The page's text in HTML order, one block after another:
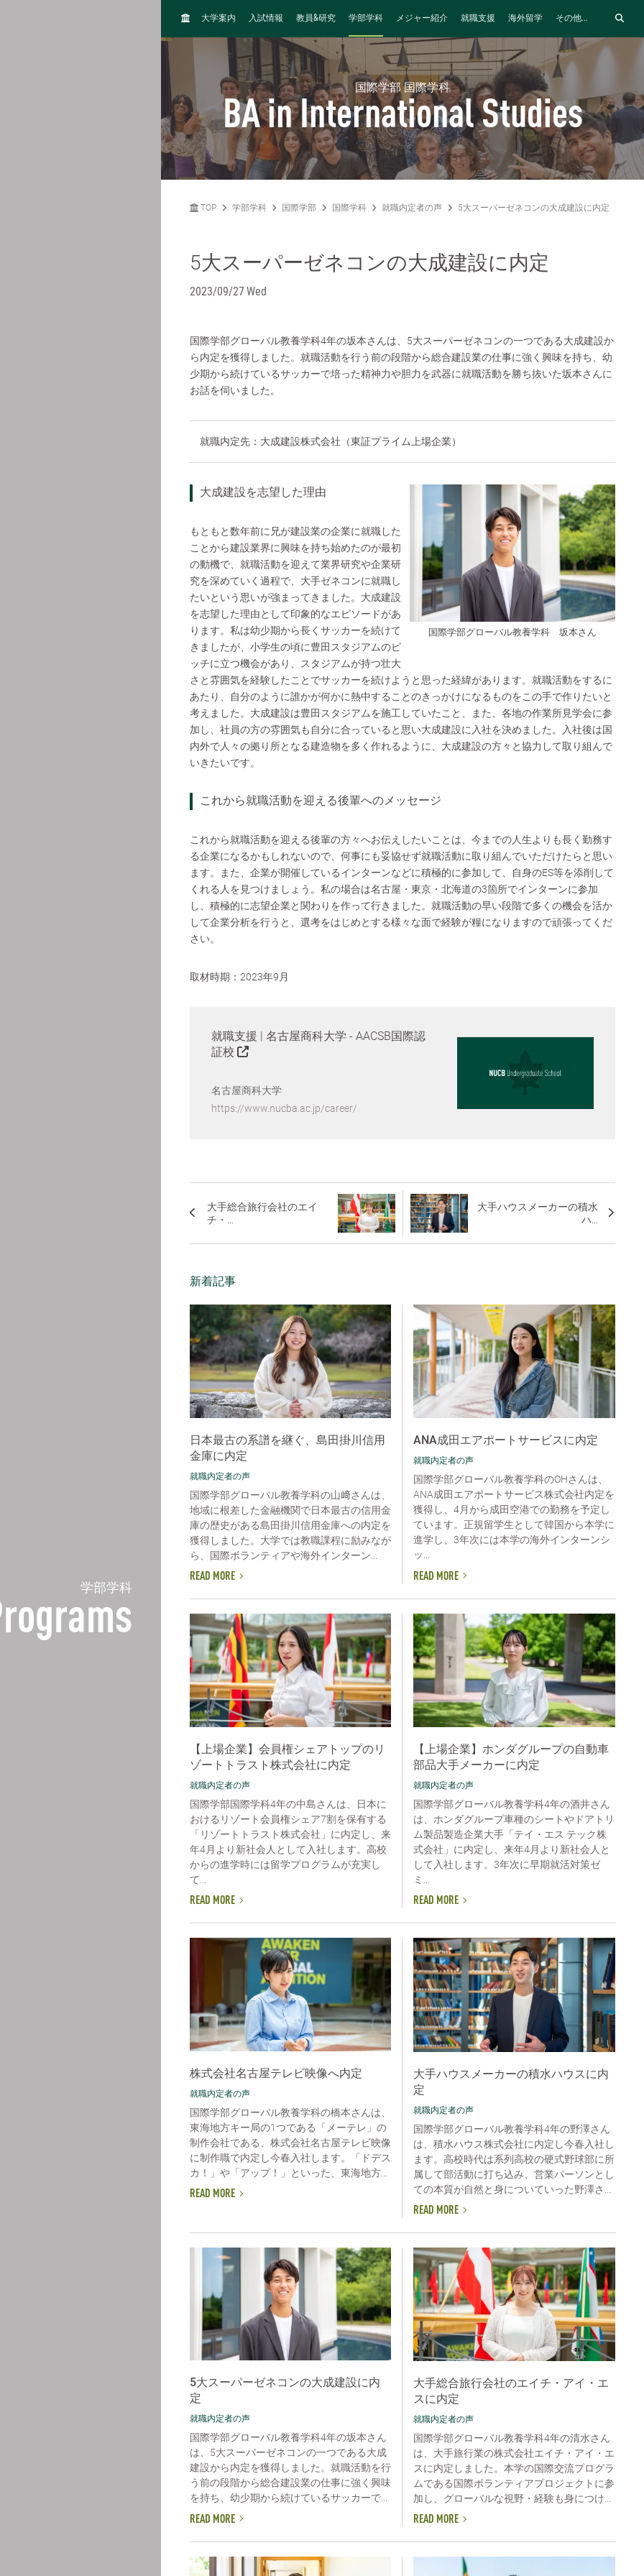
学部学科
H
大学案内 入試情報 教員&研究 学部学科 メジャー紹介 就職支援 海外留学 その他...
国際学部 国際学科
BA in International Studies
TOP 学部学科 国際学部 国際学科 就職内定者の声 5大スーパーゼネコンの大成建設に内定
5大スーパーゼネコンの大成建設に内定
2023/09/27 Wed
国際学部グローバル教養学科4年の坂本さんは、5大スーパーゼネコンの一つである大成建設か
ら内定を獲得しました。就職活動を行う前の段階から総合建設業の仕事に強く興味を持ち、幼
少期から続けているサッカーで培った精神力や胆力を武器に就職活動を勝ち抜いた坂本さんに
お話を伺いました。
就職内定先：大成建設株式会社（東証プライム上場企業）
国際学部グローバル教養学科 坂本さん
大成建設を志望した理由
もともと数年前に兄が建設業の企業に就職した
ことから建設業界に興味を持ち始めたのが最初
の動機で、就職活動を迎えて業界研究や企業研
究を深めていく過程で、大手ゼネコンに就職し
たいという思いが強まってきました。大成建設
を志望した理由として印象的なエピソードがあ
ります。私は幼少期から長くサッカーを続けて
きましたが、小学生の頃に豊田スタジアムのピ
ッチに立つ機会があり、スタジアムが持つ壮大
さと雰囲気を経験したことでサッカーを続けようと思った経緯があります。就職活動をするに
あたり、自分のように誰かが何かに熱中することのきっかけになるものをこの手で作りたいと
考えました。大成建設は豊田スタジアムを施工していたこと、また、各地の作業所見学会に参
加し、社員の方の雰囲気も自分に合っていると思い大成建設に入社を決めました。入社後は国
内外で人々の拠り所となる建造物を多く作れるように、大成建設の方々と協力して取り組んで
いきたいです。
これから就職活動を迎える後輩へのメッセージ
これから就職活動を迎える後輩の方々へお伝えしたいことは、今までの人生よりも長く勤務す
る企業になるかもしれないので、何事にも妥協せず就職活動に取り組んでいただけたらと思い
ます。また、企業が開催しているインターンなどに積極的に参加して、自身のES等を添削して
くれる人を見つけましょう。私の場合は名古屋・東京・北海道の3箇所でインターンに参加
し、積極的に志望企業と関わりを作って行きました。就職活動の早い段階で多くの機会を活か
して企業分析を行うと、選考をはじめとする様々な面で経験が糧になりますので頑張ってくだ
さい。
取材時期：2023年9月
就職支援 | 名古屋商科大学 - AACSB国際認
証校
名古屋商科大学
https://www.nucba.ac.jp/career/
大手総合旅行会社のエイ
チ・...
大手ハウスメーカーの積水
ハ...
新着記事
日本最古の系譜を継ぐ、島田掛川信用
金庫に内定
就職内定者の声
国際学部グローバル教養学科の山﨑さんは、
地域に根差した金融機関で日本最古の信用金
庫の歴史がある島田掛川信用金庫への内定を
獲得しました。大学では教職課程に励みなが
ら、国際ボランティアや海外インターン...
READ MORE
ANA成田エアポートサービスに内定
就職内定者の声
国際学部グローバル教養学科のOHさんは、
ANA成田エアポートサービス株式会社内定を
獲得し、4月から成田空港での勤務を予定し
ています。正規留学生として韓国から本学に
進学し、3年次には本学の海外インターンシ
ッ...
READ MORE
【上場企業】会員権シェアトップのリ
ゾートトラスト株式会社に内定
就職内定者の声
国際学部国際学科4年の中島さんは、日本に
おけるリゾート会員権シェア7割を保有する
「リゾートトラスト株式会社」に内定し、来
年4月より新社会人として入社します。高校
からの進学時には留学プログラムが充実し
て...
READ MORE
【上場企業】ホンダグループの自動車
部品大手メーカーに内定
就職内定者の声
国際学部グローバル教養学科4年の酒井さん
は、ホンダグループ車種のシートやドアトリ
ム製品製造企業大手「テイ・エス テック株
式会社」に内定し、来年4月より新社会人と
して入社します。3年次に早期就活対策ゼ
ミ...
READ MORE
株式会社名古屋テレビ映像へ内定
就職内定者の声
国際学部グローバル教養学科の橋本さんは、
東海地方キー局の1つである「メーテレ」の
制作会社である、株式会社名古屋テレビ映像
に制作職で内定し今春入社します。「ドデス
カ！」や「アップ！」といった、東海地方...
READ MORE
大手ハウスメーカーの積水ハウスに内
定
就職内定者の声
国際学部グローバル教養学科4年の野澤さん
は、積水ハウス株式会社に内定し今春入社し
ます。高校時代は系列高校の硬式野球部に所
属して部活動に打ち込み、営業パーソンとし
ての本質が自然と身についていった野澤さ...
READ MORE
5大スーパーゼネコンの大成建設に内
定
就職内定者の声
国際学部グローバル教養学科4年の坂本さん
は、5大スーパーゼネコンの一つである大成
建設から内定を獲得しました。就職活動を行
う前の段階から総合建設業の仕事に強く興味
を持ち、幼少期から続けているサッカーで...
READ MORE
大手総合旅行会社のエイチ・アイ・エ
スに内定
就職内定者の声
国際学部グローバル教養学科4年の清水さん
は、大手旅行業の株式会社エイチ・アイ・エ
スに内定しました。本学の国際交流プログラ
ムである国際ボランティアプロジェクトに参
加し、グローバルな視野・経験も身につけ...
READ MORE